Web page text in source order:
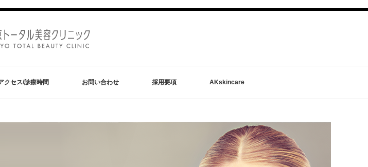
クセス/診療時間 お問い合わせ 採用要項 AKskincare